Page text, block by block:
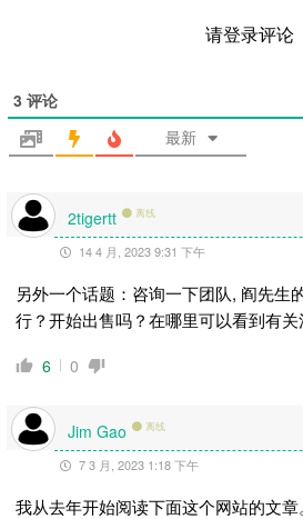
请登录评论
3 评论
最新
2tigertt 离线
14 4 月, 2023 9:31 下午
另外一个话题：咨询一下团队, 阎先生
行？开始出售吗？在哪里可以看到有关
6 0
Jim Gao 离线
7 3 月, 2023 1:18 下午
我从去年开始阅读下面这个网站的文